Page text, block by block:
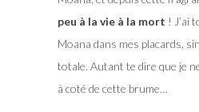
peu à la vie à la mort ! J’ai
Moana dans mes placards,
totale. Autant te dire que je
à coté de cette brume…